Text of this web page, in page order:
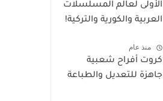
الأولى لعالم المسلسلات
العربية والكورية والتركية!
منذ عام
كروت أفراح شعبية
جاهزة للتعديل والطباعة